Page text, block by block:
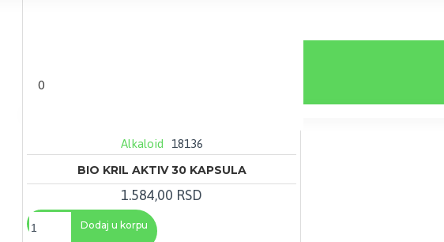
0
Alkaloid 18136
BIO KRIL AKTIV 30 KAPSULA
1.584,00 RSD
Dodaj u korpu